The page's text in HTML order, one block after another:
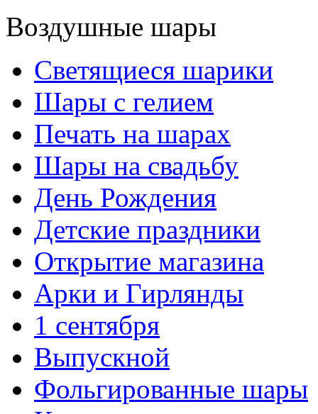
Воздушные шары
Светящиеся шарики
Шары с гелием
Печать на шарах
Шары на свадьбу
День Рождения
Детские праздники
Открытие магазина
Арки и Гирлянды
1 сентября
Выпускной
Фольгированные шары